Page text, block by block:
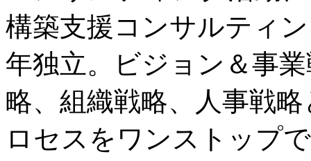
構築支援コンサルティ
年独立。ビジョン＆事
略、組織戦略、人事戦
ロセスをワンストップ